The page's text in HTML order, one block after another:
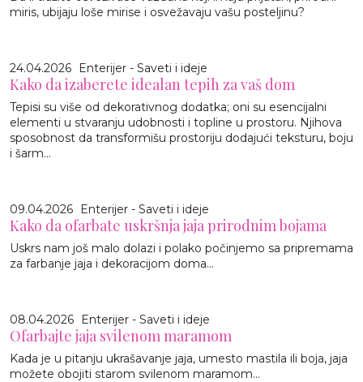
miris, ubijaju loše mirise i osvežavaju vašu posteljinu?
24.04.2026 Enterijer - Saveti i ideje
Kako da izaberete idealan tepih za vaš dom
Tepisi su više od dekorativnog dodatka; oni su esencijalni
elementi u stvaranju udobnosti i topline u prostoru. Njihova
sposobnost da transformišu prostoriju dodajući teksturu, boju
i šarm...
09.04.2026 Enterijer - Saveti i ideje
Kako da ofarbate uskršnja jaja prirodnim bojama
Uskrs nam još malo dolazi i polako počinjemo sa pripremama
za farbanje jaja i dekoracijom doma...
08.04.2026 Enterijer - Saveti i ideje
Ofarbajte jaja svilenom maramom
Kada je u pitanju ukrašavanje jaja, umesto mastila ili boja, jaja
možete obojiti starom svilenom maramom...